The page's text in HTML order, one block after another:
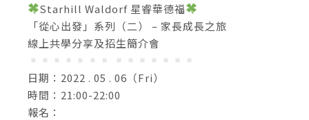
Starhill Waldorf 星睿華德福
「從心出發」系列（二） – 家長成長之旅
線上共學分享及招生簡介會
日期：2022 . 05 . 06（Fri）
時間：21:00-22:00
報名：